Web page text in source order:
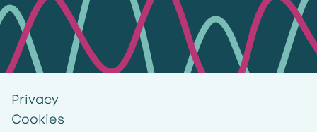
Privacy
Cookies